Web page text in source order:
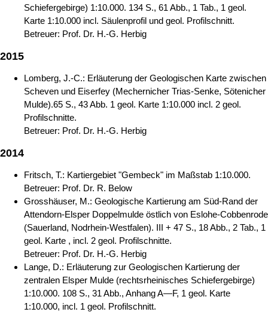
Schiefergebirge) 1:10.000. 134 S., 61 Abb., 1 Tab., 1 geol.
Karte 1:10.000 incl. Säulenprofil und geol. Profilschnitt.
Betreuer: Prof. Dr. H.-G. Herbig
2015
Lomberg, J.-C.: Erläuterung der Geologischen Karte zwischen
Scheven und Eiserfey (Mechernicher Trias-Senke, Sötenicher
Mulde).65 S., 43 Abb. 1 geol. Karte 1:10.000 incl. 2 geol.
Profilschnitte.
Betreuer: Prof. Dr. H.-G. Herbig
2014
Fritsch, T.: Kartiergebiet "Gembeck" im Maßstab 1:10.000.
Betreuer: Prof. Dr. R. Below
Grosshäuser, M.: Geologische Kartierung am Süd-Rand der
Attendorn-Elsper Doppelmulde östlich von Eslohe-Cobbenrode
(Sauerland, Nodrhein-Westfalen). III + 47 S., 18 Abb., 2 Tab., 1
geol. Karte , incl. 2 geol. Profilschnitte.
Betreuer: Prof. Dr. H.-G. Herbig
Lange, D.: Erläuterung zur Geologischen Kartierung der
zentralen Elsper Mulde (rechtsrheinisches Schiefergebirge)
1:10.000. 108 S., 31 Abb., Anhang A—F, 1 geol. Karte
1:10.000, incl. 1 geol. Profilschnitt.